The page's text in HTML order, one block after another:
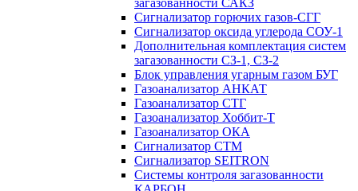
загазованности САКЗ
Сигнализатор горючих газов-СГГ
Сигнализатор оксида углерода СОУ-1
Дополнительная комплектация систем
загазованности СЗ-1, СЗ-2
Блок управления угарным газом БУГ
Газоанализатор АНКАТ
Газоанализатор СТГ
Газоанализатор Хоббит-Т
Газоанализатор ОКА
Сигнализатор СТМ
Сигнализатор SEITRON
Системы контроля загазованности